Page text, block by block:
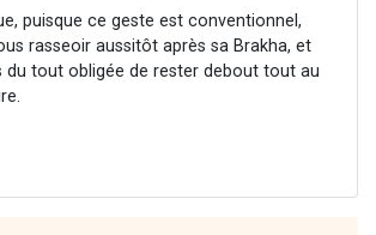
puisque ce geste est conventionnel,
rasseoir aussitôt après sa Brakha, et
du tout obligée de rester debout tout au